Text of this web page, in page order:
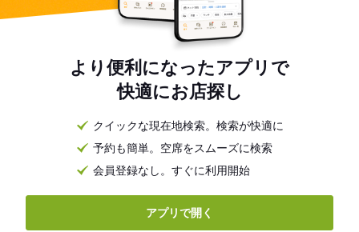
より便利になったアプリで
快適にお店探し
クイックな現在地検索。検索が快適に
予約も簡単。空席をスムーズに検索
会員登録なし。すぐに利用開始
アプリで開く